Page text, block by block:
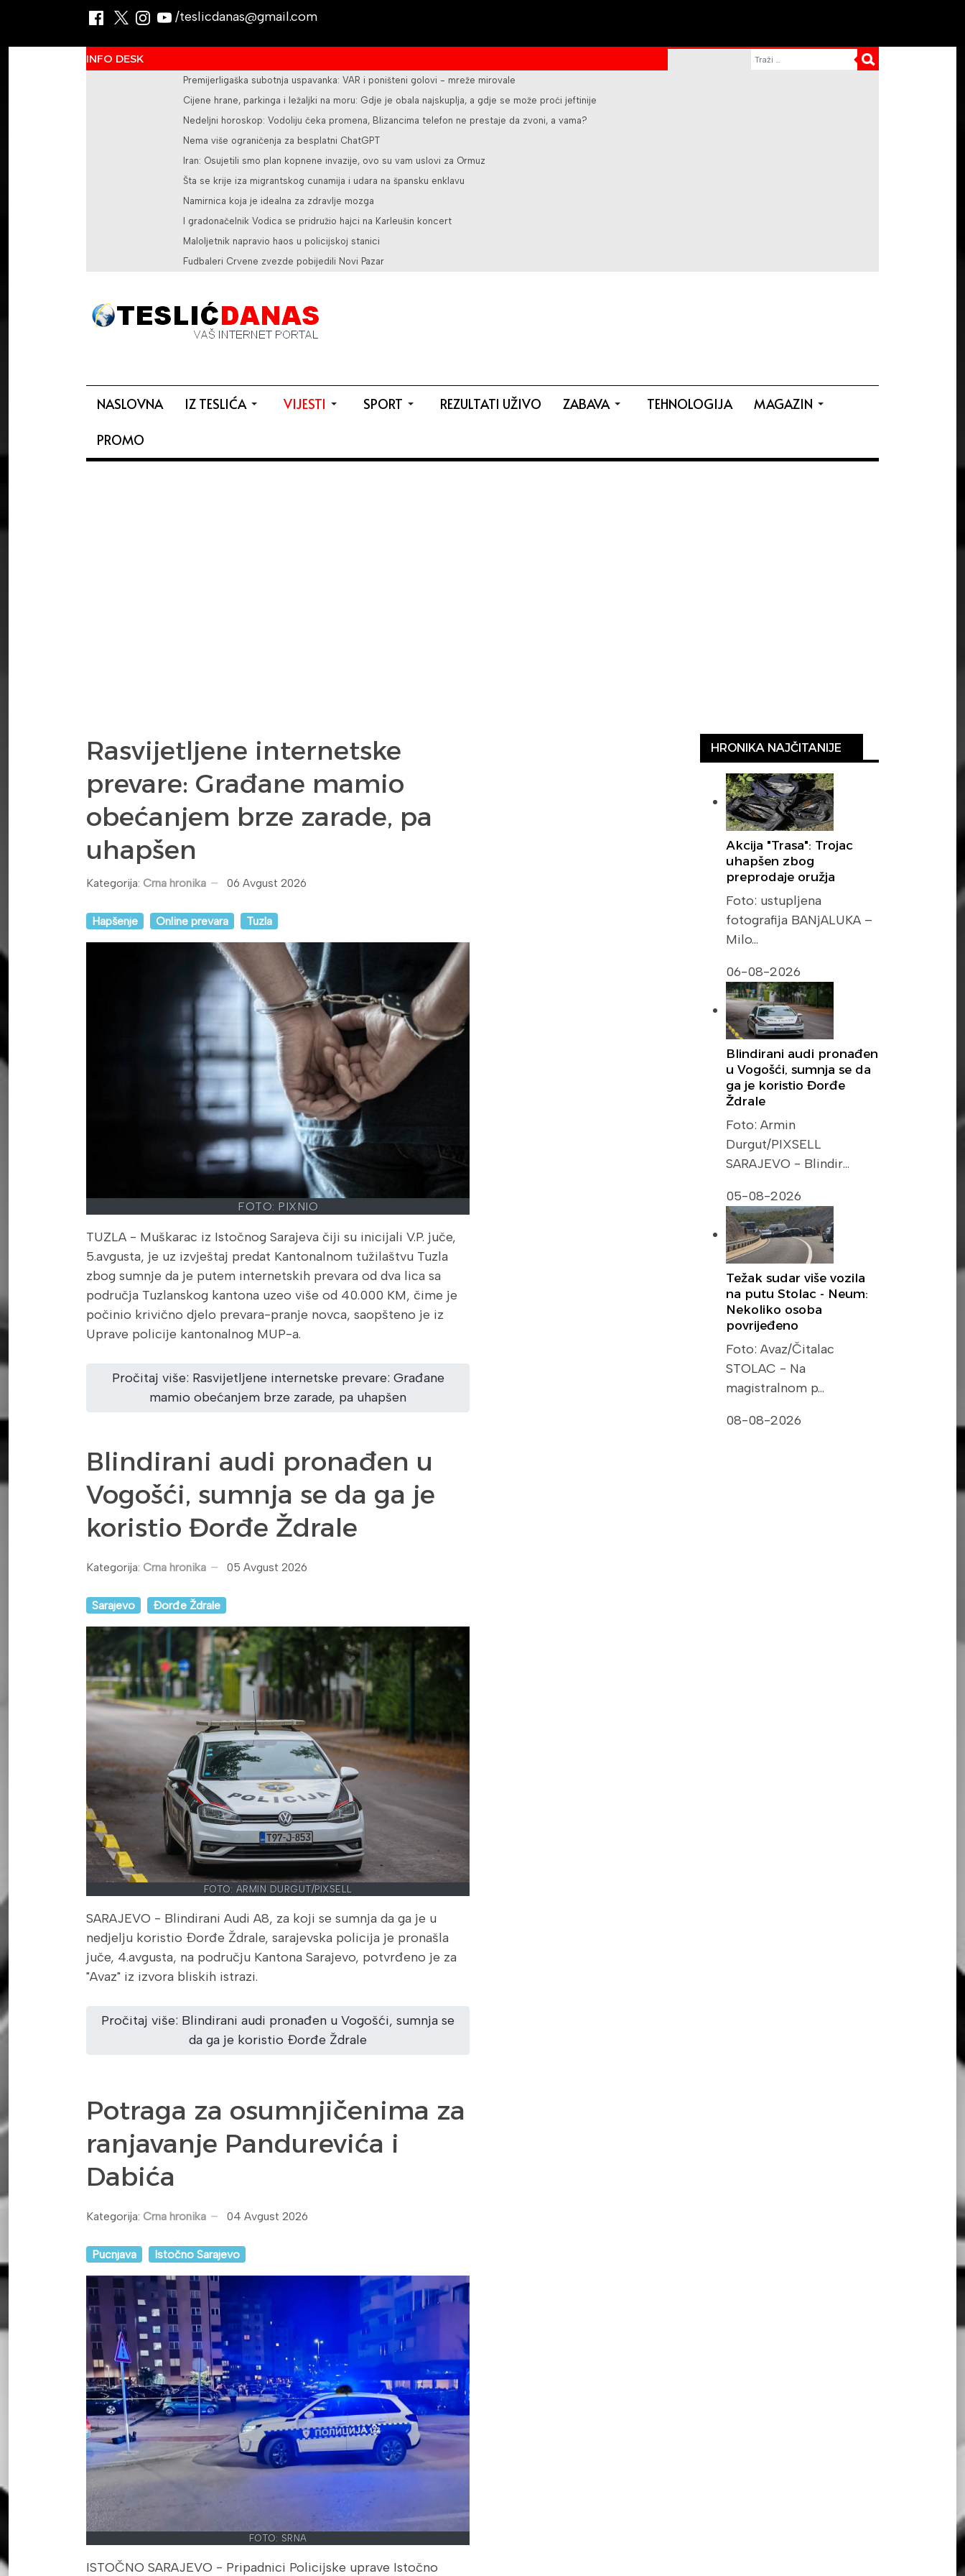
/teslicdanas@gmail.com
INFO DESK
Premijerligaška subotnja uspavanka: VAR i poništeni golovi - mreže mirovale
Cijene hrane, parkinga i ležaljki na moru: Gdje je obala najskuplja, a gdje se može proći jeftinije
Nedeljni horoskop: Vodoliju čeka promena, Blizancima telefon ne prestaje da zvoni, a vama?
Nema više ograničenja za besplatni ChatGPT
Iran: Osujetili smo plan kopnene invazije, ovo su vam uslovi za Ormuz
Šta se krije iza migrantskog cunamija i udara na špansku enklavu
Namirnica koja je idealna za zdravlje mozga
I gradonačelnik Vodica se pridružio hajci na Karleušin koncert
Maloljetnik napravio haos u policijskoj stanici
Fudbaleri Crvene zvezde pobijedili Novi Pazar
NASLOVNA IZ TESLIĆA VIJESTI SPORT REZULTATI UŽIVO ZABAVA TEHNOLOGIJA
MAGAZIN
PROMO
Rasvijetljene internetske
prevare: Građane mamio
obećanjem brze zarade, pa
uhapšen
Kategorija: Crna hronika 06 Avgust 2026
Hapšenje Online prevara Tuzla
FOTO: PIXNIO
TUZLA - Muškarac iz Istočnog Sarajeva čiji su inicijali V.P. juče,
5.avgusta, je uz izvještaj predat Kantonalnom tužilaštvu Tuzla
zbog sumnje da je putem internetskih prevara od dva lica sa
područja Tuzlanskog kantona uzeo više od 40.000 KM, čime je
počinio krivično djelo prevara-pranje novca, saopšteno je iz
Uprave policije kantonalnog MUP-a.
Pročitaj više: Rasvijetljene internetske prevare: Građane
mamio obećanjem brze zarade, pa uhapšen
Blindirani audi pronađen u
Vogošći, sumnja se da ga je
koristio Đorđe Ždrale
Kategorija: Crna hronika 05 Avgust 2026
Sarajevo Đorđe Ždrale
FOTO: ARMIN DURGUT/PIXSELL
SARAJEVO - Blindirani Audi A8, za koji se sumnja da ga je u
nedjelju koristio Đorđe Ždrale, sarajevska policija je pronašla
juče, 4.avgusta, na području Kantona Sarajevo, potvrđeno je za
"Avaz" iz izvora bliskih istrazi.
Pročitaj više: Blindirani audi pronađen u Vogošći, sumnja se
da ga je koristio Đorđe Ždrale
Potraga za osumnjičenima za
ranjavanje Pandurevića i
Dabića
Kategorija: Crna hronika 04 Avgust 2026
Pucnjava Istočno Sarajevo
FOTO: SRNA
ISTOČNO SARAJEVO - Pripadnici Policijske uprave Istočno
HRONIKA NAJČITANIJE
Akcija "Trasa": Trojac
uhapšen zbog
preprodaje oružja
Foto: ustupljena
fotografija BANjALUKA –
Milo…
06-08-2026
Blindirani audi pronađen
u Vogošći, sumnja se da
ga je koristio Đorđe
Ždrale
Foto: Armin
Durgut/PIXSELL
SARAJEVO - Blindir…
05-08-2026
Težak sudar više vozila
na putu Stolac - Neum:
Nekoliko osoba
povrijeđeno
Foto: Avaz/Čitalac
STOLAC - Na
magistralnom p…
08-08-2026